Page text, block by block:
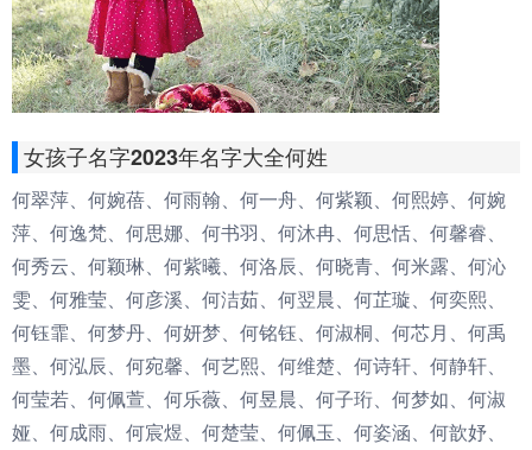
女孩子名字2023年名字大全何姓
何翠萍、何婉蓓、何雨翰、何一舟、何紫颖、何熙婷、何婉
萍、何逸梵、何思娜、何书羽、何沐冉、何思恬、何馨睿、
何秀云、何颖琳、何紫曦、何洛辰、何晓青、何米露、何沁
雯、何雅莹、何彦溪、何洁茹、何翌晨、何芷璇、何奕熙、
何钰霏、何梦丹、何妍梦、何铭钰、何淑桐、何芯月、何禹
墨、何泓辰、何宛馨、何艺熙、何维楚、何诗轩、何静轩、
何莹若、何佩萱、何乐薇、何昱晨、何子珩、何梦如、何淑
娅、何成雨、何宸煜、何楚莹、何佩玉、何姿涵、何歆妤、